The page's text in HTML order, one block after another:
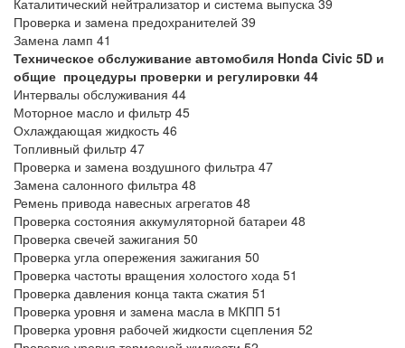
Каталитический нейтрализатор и система выпуска 39
Проверка и замена предохранителей 39
Замена ламп 41
Техническое обслуживание автомобиля Honda Civic 5D и
общие процедуры проверки и регулировки 44
Интервалы обслуживания 44
Моторное масло и фильтр 45
Охлаждающая жидкость 46
Топливный фильтр 47
Проверка и замена воздушного фильтра 47
Замена салонного фильтра 48
Ремень привода навесных агрегатов 48
Проверка состояния аккумуляторной батареи 48
Проверка свечей зажигания 50
Проверка угла опережения зажигания 50
Проверка частоты вращения холостого хода 51
Проверка давления конца такта сжатия 51
Проверка уровня и замена масла в МКПП 51
Проверка уровня рабочей жидкости сцепления 52